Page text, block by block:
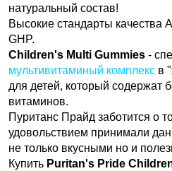
натуральный состав!
Высокие стандарты качества
GHP.
Children's Multi Gummies -
мультивитаминый комплекс в
для детей, который содержат
витаминов.
Пуританс Прайд заботится о
удовольствием принимали
не только вкусными но и
Купить Puritan's Pride